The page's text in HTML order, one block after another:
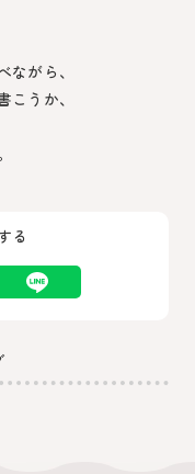
がら、
うか、
る